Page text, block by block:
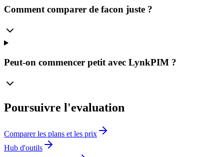
Comment comparer de facon juste ?
Peut-on commencer petit avec LynkPIM ?
Poursuivre l'evaluation
Comparer les plans et les prix
Hub d'outils